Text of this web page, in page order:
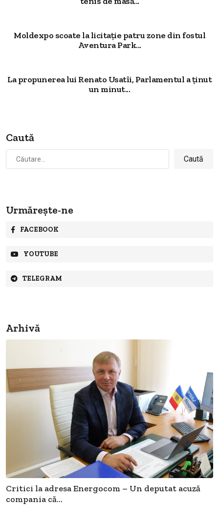
Moldexpo scoate la licitație patru zone din fostul
Aventura Park...
La propunerea lui Renato Usatîi, Parlamentul a ținut
un minut...
Caută
Caută
după:
Urmărește-ne
FACEBOOK
YOUTUBE
TELEGRAM
Arhivă
Critici la adresa Energocom – Un deputat acuză
compania că...